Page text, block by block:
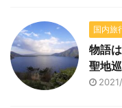
国内旅
物語
聖地